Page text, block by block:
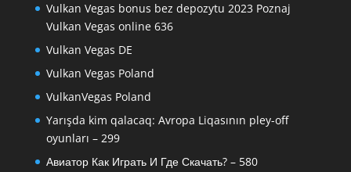
Vulkan Vegas bonus bez depozytu 2023 Poznaj
Vulkan Vegas online 636
Vulkan Vegas DE
Vulkan Vegas Poland
VulkanVegas Poland
Yarışda kim qalacaq: Avropa Liqasının pley-off
oyunları – 299
Авиатор Как Играть И Где Скачать? – 580